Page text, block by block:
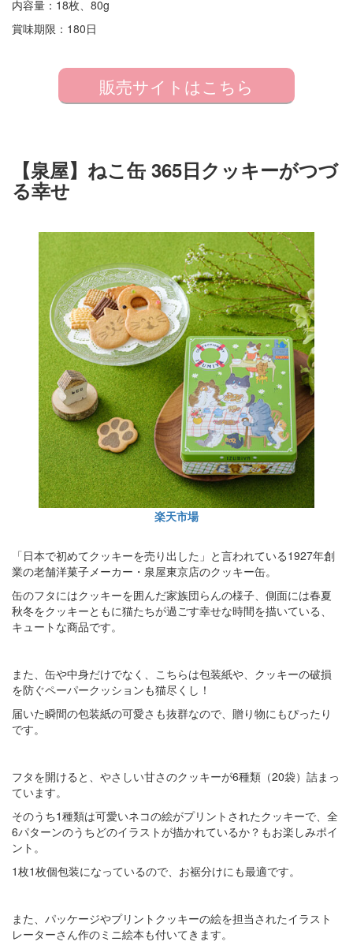
内容量：18枚、80g
賞味期限：180日
販売サイトはこちら
【泉屋】ねこ缶 365日クッキーがつづ
る幸せ
楽天市場
「日本で初めてクッキーを売り出した」と言われている1927年創
業の老舗洋菓子メーカー・泉屋東京店のクッキー缶。
缶のフタにはクッキーを囲んだ家族団らんの様子、側面には春夏
秋冬をクッキーともに猫たちが過ごす幸せな時間を描いている、
キュートな商品です。
また、缶や中身だけでなく、こちらは包装紙や、クッキーの破損
を防ぐペーパークッションも猫尽くし！
届いた瞬間の包装紙の可愛さも抜群なので、贈り物にもぴったり
です。
フタを開けると、やさしい甘さのクッキーが6種類（20袋）詰まっ
ています。
そのうち1種類は可愛いネコの絵がプリントされたクッキーで、全
6パターンのうちどのイラストが描かれているか？もお楽しみポイ
ント。
1枚1枚個包装になっているので、お裾分けにも最適です。
また、パッケージやプリントクッキーの絵を担当されたイラスト
レーターさん作のミニ絵本も付いてきます。